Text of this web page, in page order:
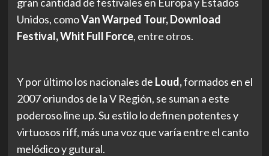
Unidos, comoVan Warped Tour, Download
Festival, Whit Full Force, entre otros.
Y por último los nacionales de Loud,formados en el
2007 oriundos de la V Región, se suman a este
poderoso line up. Su estilo lo definen potentes y
virtuosos riff, más una voz que varía entre el canto
melódico y gutural.